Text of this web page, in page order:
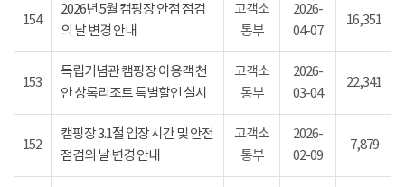
154
2026년 5월 캠핑장 안점 점검
의 날 변경 안내
고객소
통부
2026-
04-07
16,351
153
독립기념관 캠핑장 이용객 천
안 상록리조트 특별할인 실시
고객소
통부
2026-
03-04
22,341
152
캠핑장 3.1절 입장 시간 및 안전
점검의 날 변경 안내
고객소
통부
2026-
02-09
7,879